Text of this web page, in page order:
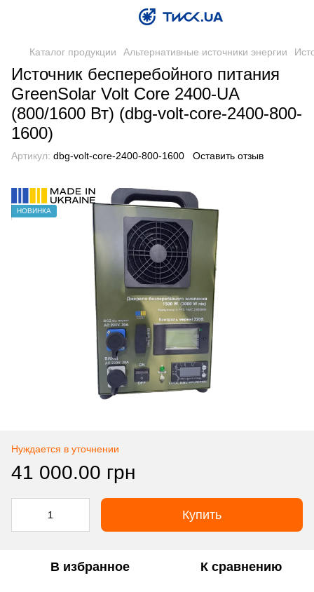
Каталог продукции Альтернативные источники энергии
Источник бесперебойного питания
GreenSolar Volt Core 2400-UA
(800/1600 Вт) (dbg-volt-core-2400-800-
1600)
Артикул: dbg-volt-core-2400-800-1600 Оставить отзыв
НОВИНКА
Нуждается в уточнении
41 000.00 грн
Купить
В избранное К сравнению